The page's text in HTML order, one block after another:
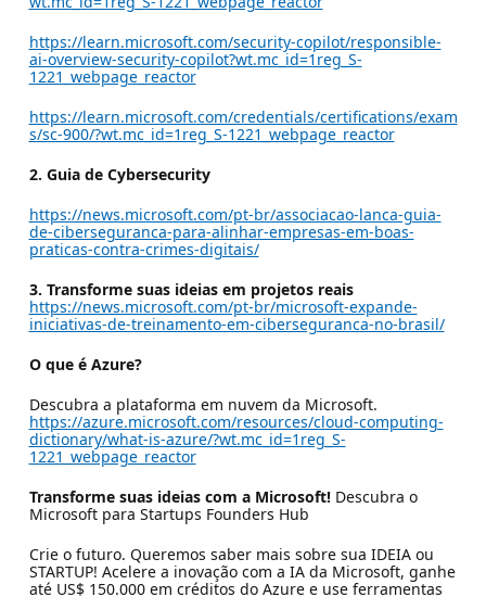
https://learn.microsoft.com/security-copilot/responsible-
ai-overview-security-copilot?wt.mc_id=1reg_S-
1221_webpage_reactor
https://learn.microsoft.com/credentials/certifications/exam
s/sc-900/?wt.mc_id=1reg_S-1221_webpage_reactor
2. Guia de Cybersecurity
https://news.microsoft.com/pt-br/associacao-lanca-guia-
de-ciberseguranca-para-alinhar-empresas-em-boas-
praticas-contra-crimes-digitais/
3. Transforme suas ideias em projetos reais
https://news.microsoft.com/pt-br/microsoft-expande-
iniciativas-de-treinamento-em-ciberseguranca-no-brasil/
O que é Azure?
Descubra a plataforma em nuvem da Microsoft.
https://azure.microsoft.com/resources/cloud-computing-
dictionary/what-is-azure/?wt.mc_id=1reg_S-
1221_webpage_reactor
Transforme suas ideias com a Microsoft!Descubra o
Microsoft para Startups Founders Hub
Crie o futuro. Queremos saber mais sobre sua IDEIA ou
STARTUP! Acelere a inovação com a IA da Microsoft, ganhe
até US$ 150.000 em créditos do Azure e use ferramentas